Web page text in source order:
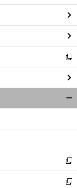
ン
ド
ウ
で
開
く
新
し
い
ウ
ィ
ン
ウ
開
く
新
し
い
新